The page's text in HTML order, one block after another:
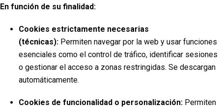
En función de su finalidad:
Cookies estrictamente necesarias
(técnicas):Permiten navegar por la web y usar funciones
esenciales como el control de tráfico, identificar sesiones
o gestionar el acceso a zonas restringidas. Se descargan
automáticamente.
Cookies de funcionalidad o personalización:Permiten